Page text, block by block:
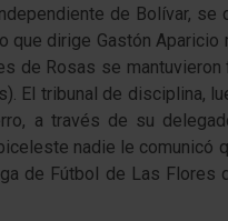
de Bolívar,
dirige Gastón
de Rosas se
El tribunal de disciplina,
a través de su
nadie le comunicó
de Fútbol de Las Flores